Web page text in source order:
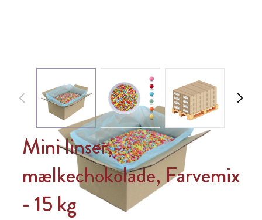
Mini linser,
mælkechokolade, Farvemix
- 15 kg